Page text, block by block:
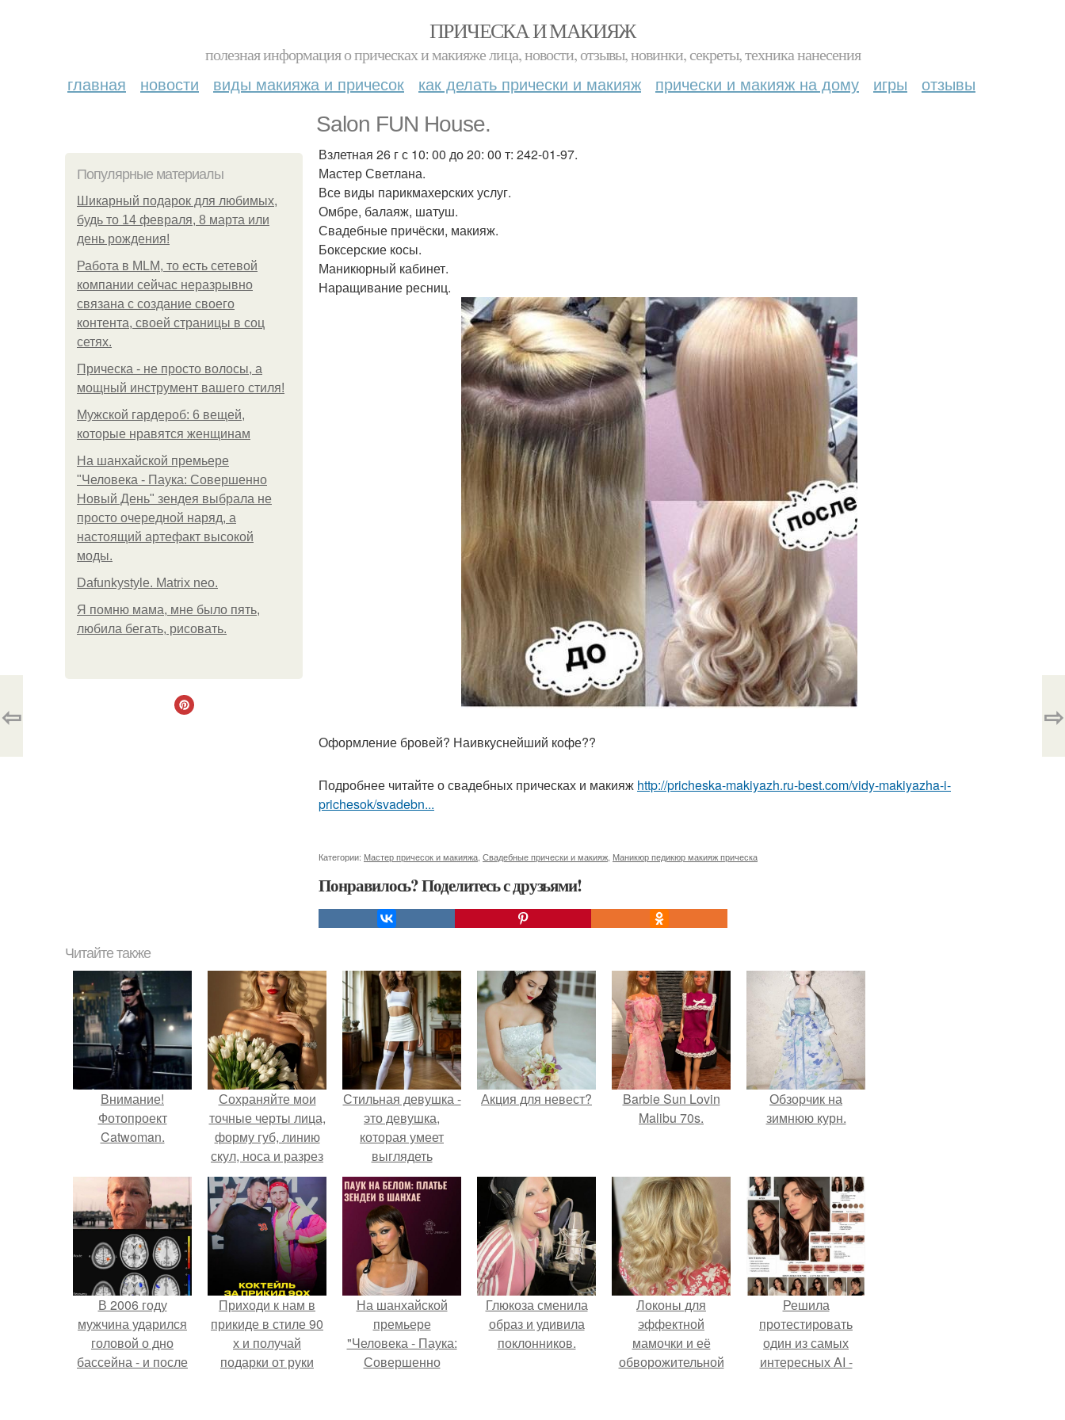
ПРИЧЕСКА И МАКИЯЖ
полезная информация о прическах и макияже лица, новости, отзывы, новинки, секреты, техника нанесения
главная новости виды макияжа и причесок как делать прически и макияж прически и макияж на дому игры отзывы
Salon FUN House.
Популярные материалы
Шикарный подарок для любимых,
будь то 14 февраля, 8 марта или
день рождения!
Работа в MLM, то есть сетевой
компании сейчас неразрывно
связана с создание своего
контента, своей страницы в соц
сетях.
Прическа - не просто волосы, а
мощный инструмент вашего стиля!
Мужской гардероб: 6 вещей,
которые нравятся женщинам
На шанхайской премьере
"Человека - Паука: Совершенно
Новый День" зендея выбрала не
просто очередной наряд, а
настоящий артефакт высокой
моды.
Dafunkystyle. Matrix neo.
Я помню мама, мне было пять,
любила бегать, рисовать.
Взлетная 26 г с 10: 00 до 20: 00 т: 242-01-97.
Мастер Светлана.
Все виды парикмахерских услуг.
Омбре, балаяж, шатуш.
Свадебные причёски, макияж.
Боксерские косы.
Маникюрный кабинет.
Наращивание ресниц.
Оформление бровей? Наивкуснейший кофе??
Подробнее читайте о свадебных прическах и макияж http://pricheska-makiyazh.ru-best.com/vidy-makiyazha-i-
prichesok/svadebn...
Категории: Мастер причесок и макияжа Свадебные прически и макияж Маникюр педикюр макияж прическа
Понравилось? Поделитесь с друзьями!
⇦ ⇨
Читайте также
Внимание!
Фотопроект
Catwoman.
Сохраняйте мои
точные черты лица,
форму губ, линию
скул, носа и разрез
глаз.
Стильная девушка -
это девушка,
которая умеет
выглядеть
привлекательно и
элегантно в любои
ситуации.
Акция для невест?
Barbie Sun Lovin
Malibu 70s.
Обзорчик на
зимнюю курн.
В 2006 году
мужчина ударился
головой о дно
бассейна - и после
Приходи к нам в
прикиде в стиле 90
х и получай
подарки от руки
На шанхайской
премьере
"Человека - Паука:
Совершенно
Глюкоза сменила
образ и удивила
поклонников.
Локоны для
эффектной
мамочки и её
обворожительной
Решила
протестировать
один из самых
интересных AI -